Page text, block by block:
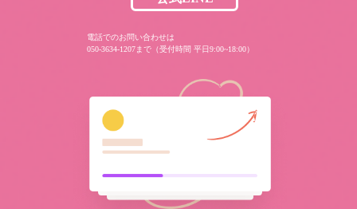
電話でのお問い合わせは
050-3634-1207まで（受付時間 平日9:00~18:00）